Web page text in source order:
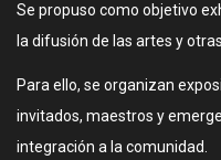
Se propuso como objetivo
la difusión de las artes y
Para ello, se organizan
invitados, maestros y
integración a la comunidad.